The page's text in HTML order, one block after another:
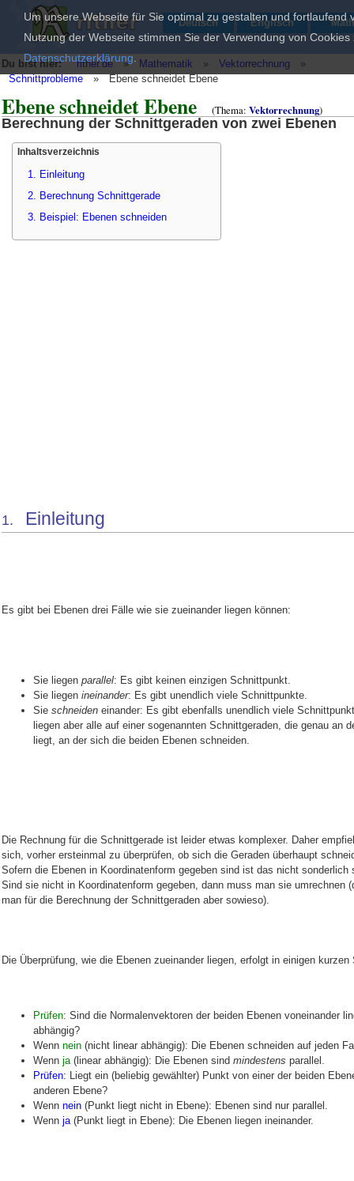
Deutsch Englisch
Du bist hier: rither.de » Mathematik » Vektorrechnung
»
Schnittprobleme
» Ebene schneidet Ebene
Ebene schneidet Ebene (Thema: Vektorrechnung)
Berechnung der Schnittgeraden von zwei Ebenen
Inhaltsverzeichnis
1. Einleitung
2. Berechnung Schnittgerade
3. Beispiel: Ebenen schneiden
1. Einleitung
Es gibt bei Ebenen drei Fälle wie sie zueinander liegen können:
Sie liegen parallel: Es gibt keinen einzigen Schnittpunkt.
Sie liegen ineinander: Es gibt unendlich viele Schnittpunkte.
Sie schneiden einander: Es gibt ebenfalls unendlich viele
liegen aber alle auf einer sogenannten Schnittgeraden, die genau an
liegt, an der sich die beiden Ebenen schneiden.
Die Rechnung für die Schnittgerade ist leider etwas komplexer. Daher
sich, vorher ersteinmal zu überprüfen, ob sich die Geraden überhaupt
Sofern die Ebenen in Koordinatenform gegeben sind ist das nicht sonderlich
Sind sie nicht in Koordinatenform gegeben, dann muss man sie umrechnen
man für die Berechnung der Schnittgeraden aber sowieso).
Die Überprüfung, wie die Ebenen zueinander liegen, erfolgt in einigen kurzen
Prüfen: Sind die Normalenvektoren der beiden Ebenen voneinander
abhängig?
Wenn nein (nicht linear abhängig): Die Ebenen schneiden auf jeden
Wenn ja(linear abhängig): Die Ebenen sind mindestens parallel.
Prüfen: Liegt ein (beliebig gewählter) Punkt von einer der beiden
anderen Ebene?
Wenn nein (Punkt liegt nicht in Ebene): Ebenen sind nur parallel.
Wenn ja(Punkt liegt in Ebene): Die Ebenen liegen ineinander.
Um unsere Webseite für Sie optimal zu gestalten und
Nutzung der Webseite stimmen Sie der Verwendung von
Datenschutzerklärung.